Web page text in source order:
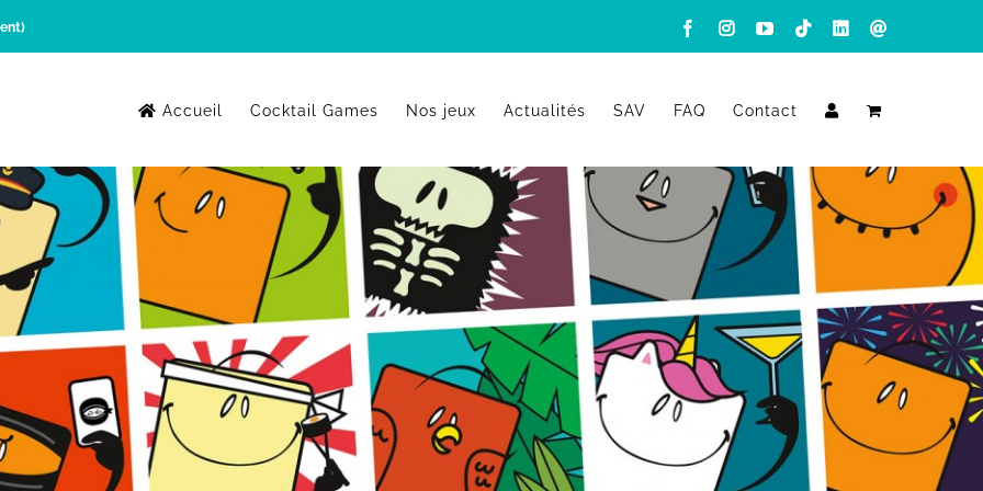
FacebookInstagram
YouTube
TiktokLinkedIn
Accueil Cocktail Games Nos jeux Actualités SAV FAQ Contact